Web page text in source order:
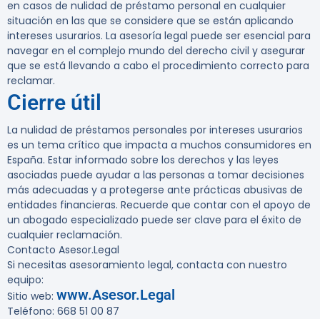
en casos de nulidad de préstamo personal en cualquier
situación en las que se considere que se están aplicando
intereses usurarios. La asesoría legal puede ser esencial para
navegar en el complejo mundo del derecho civil y asegurar
que se está llevando a cabo el procedimiento correcto para
reclamar.
Cierre útil
La nulidad de préstamos personales por intereses usurarios
es un tema crítico que impacta a muchos consumidores en
España. Estar informado sobre los derechos y las leyes
asociadas puede ayudar a las personas a tomar decisiones
más adecuadas y a protegerse ante prácticas abusivas de
entidades financieras. Recuerde que contar con el apoyo de
un abogado especializado puede ser clave para el éxito de
cualquier reclamación.
Contacto Asesor.Legal
Si necesitas asesoramiento legal, contacta con nuestro
equipo:
Sitio web: www.Asesor.Legal
Teléfono: 668 51 00 87